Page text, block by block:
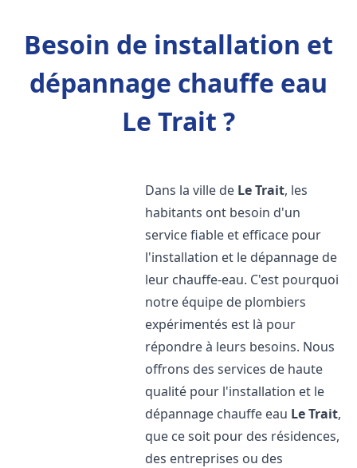
Besoin de installation et
dépannage chauffe eau
Le Trait ?
Dans la ville de Le Trait, les
habitants ont besoin d'un
service fiable et efficace pour
l'installation et le dépannage de
leur chauffe-eau. C'est pourquoi
notre équipe de plombiers
expérimentés est là pour
répondre à leurs besoins. Nous
offrons des services de haute
qualité pour l'installation et le
dépannage chauffe eau Le Trait,
que ce soit pour des résidences,
des entreprises ou des